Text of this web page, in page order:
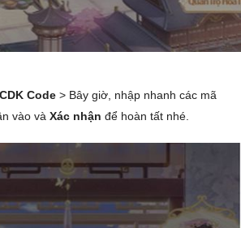
CDK Code > Bây giờ, nhập nhanh các mã
vào và Xác nhận để hoàn tất nhé.